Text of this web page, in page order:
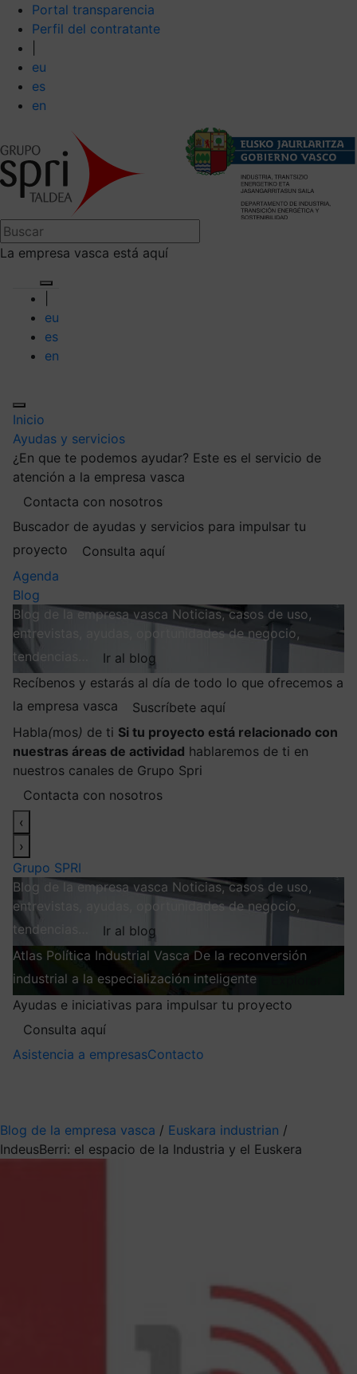
Portal transparencia
Perfil del contratante
eu
es
en
La empresa vasca está aquí
eu
es
en
Inicio
Ayudas y servicios
¿En que te podemos ayudar? Este es el servicio de
atención a la empresa vasca
Contacta con nosotros
Buscador de ayudas y servicios para impulsar tu
proyecto
Consulta aquí
Agenda
Blog
Blog de la empresa vasca Noticias, casos de uso,
entrevistas, ayudas, oportunidades de negocio,
tendencias…
Ir al blog
Recíbenos y estarás al día de todo lo que ofrecemos a
la empresa vasca
Suscríbete aquí
Habla(mos) de ti Si tu proyecto está relacionado con
nuestras áreas de actividad hablaremos de ti en
nuestros canales de Grupo Spri
Contacta con nosotros
‹
›
Grupo SPRI
Blog de la empresa vasca Noticias, casos de uso,
entrevistas, ayudas, oportunidades de negocio,
tendencias…
Ir al blog
Atlas Política Industrial Vasca De la reconversión
industrial a la especialización inteligente
Ayudas e iniciativas para impulsar tu proyecto
Consulta aquí
Asistencia a empresasContacto
Blog de la empresa vasca / Euskara industrian /
IndeusBerri: el espacio de la Industria y el Euskera